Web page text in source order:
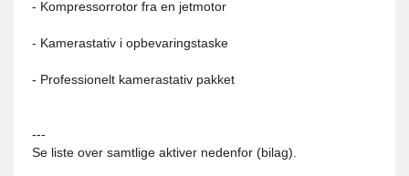
- Kompressorrotor fra en jetmotor
- Kamerastativ i opbevaringstaske
- Professionelt kamerastativ pakket
---
Se liste over samtlige aktiver nedenfor (bilag).